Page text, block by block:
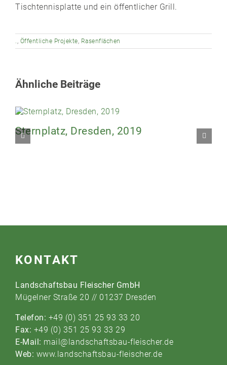
Tischtennisplatte und ein öffentlicher Grill.
. , Öffentliche Projekte, Rasenflächen
Ähnliche Beiträge
Sternplatz, Dresden, 2019
KONTAKT
Landschaftsbau Fleischer GmbH
Mügelner Straße 20 // 01237 Dresden
Telefon: +49 (0) 351 25 93 33 20
Fax: +49 (0) 351 25 93 33 29
E-Mail: mail@landschaftsbau-fleischer.de
Web: www.landschaftsbau-fleischer.de